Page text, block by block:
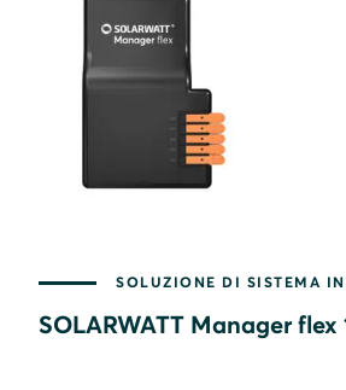
SOLUZIONE DI SISTEMA
SOLARWATT Manager flex